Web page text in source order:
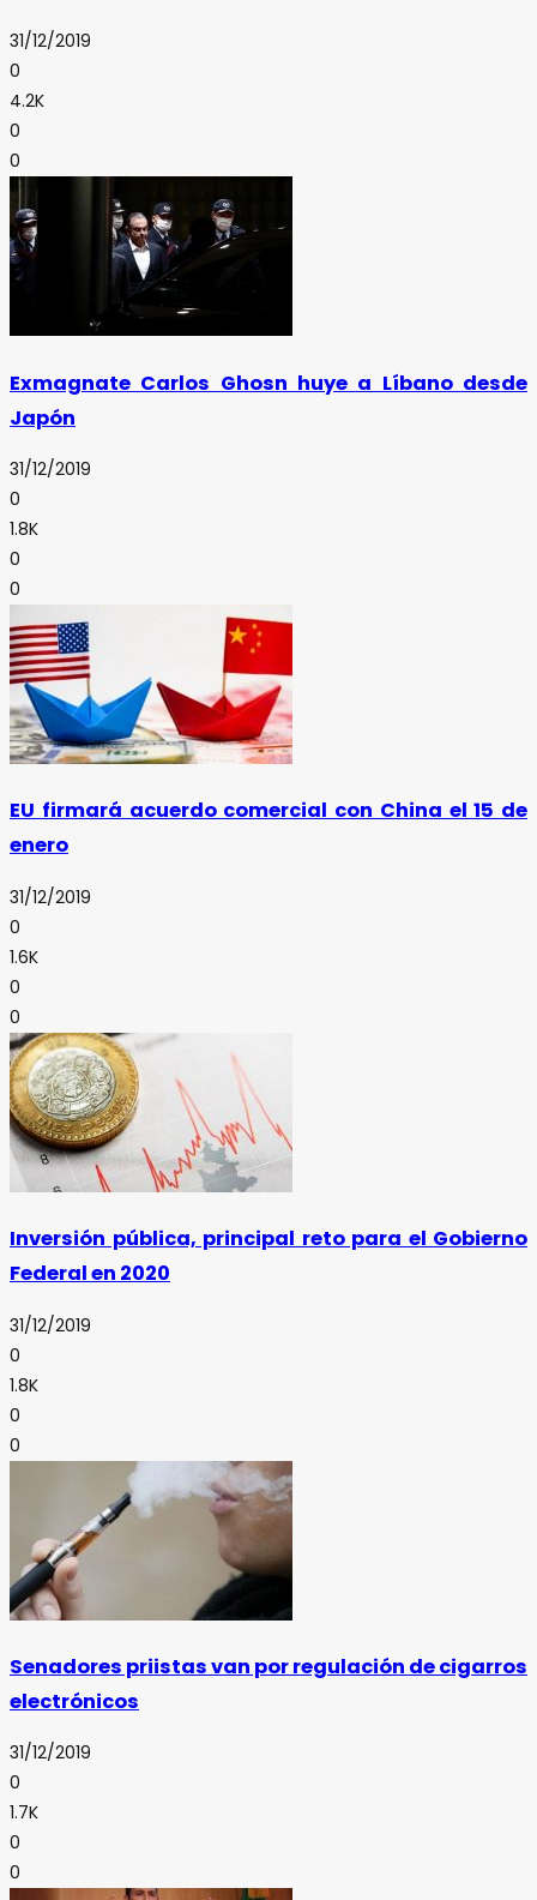
31/12/2019
0
4.2K
0
0
Exmagnate Carlos Ghosn huye a Líbano desde
Japón
31/12/2019
0
1.8K
0
0
EU firmará acuerdo comercial con China el 15 de
enero
31/12/2019
0
1.6K
0
0
Inversión pública, principal reto para el Gobierno
Federal en 2020
31/12/2019
0
1.8K
0
0
Senadores priistas van por regulación de cigarros
electrónicos
31/12/2019
0
1.7K
0
0